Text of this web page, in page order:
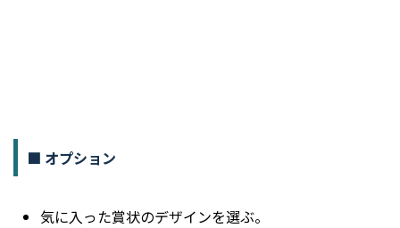
■ オプション
気に入った賞状のデザインを選ぶ。